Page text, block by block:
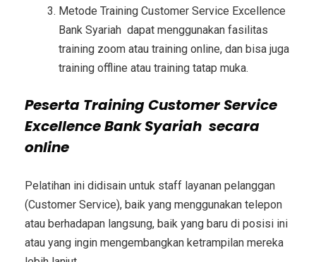
Metode Training Customer Service Excellence
Bank Syariah dapat menggunakan fasilitas
training zoom atau training online, dan bisa juga
training offline atau training tatap muka.
Peserta Training Customer Service
Excellence Bank Syariah secara
online
Pelatihan ini didisain untuk staff layanan pelanggan
(Customer Service), baik yang menggunakan telepon
atau berhadapan langsung, baik yang baru di posisi ini
atau yang ingin mengembangkan ketrampilan mereka